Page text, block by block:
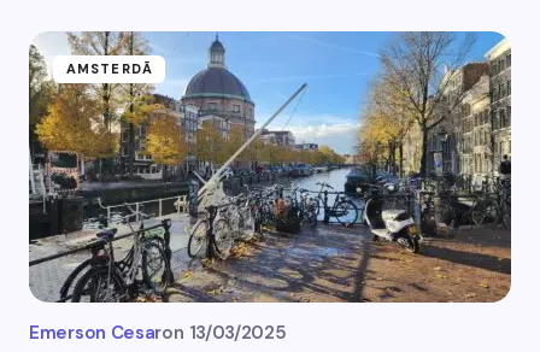
AMSTERDÃ
Emerson Cesaron 13/03/2025